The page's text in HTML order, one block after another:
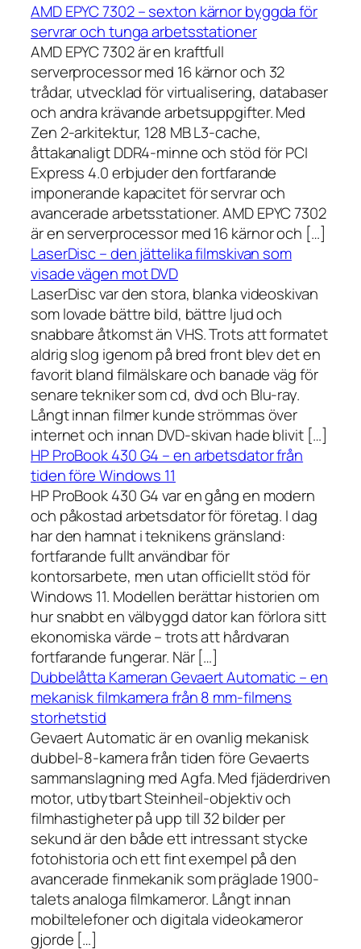
AMD EPYC 7302 – sexton kärnor byggda för
servrar och tunga arbetsstationer
AMD EPYC 7302 är en kraftfull
serverprocessor med 16 kärnor och 32
trådar, utvecklad för virtualisering, databaser
och andra krävande arbetsuppgifter. Med
Zen 2-arkitektur, 128 MB L3-cache,
åttakanaligt DDR4-minne och stöd för PCI
Express 4.0 erbjuder den fortfarande
imponerande kapacitet för servrar och
avancerade arbetsstationer. AMD EPYC 7302
är en serverprocessor med 16 kärnor och […]
LaserDisc – den jättelika filmskivan som
visade vägen mot DVD
LaserDisc var den stora, blanka videoskivan
som lovade bättre bild, bättre ljud och
snabbare åtkomst än VHS. Trots att formatet
aldrig slog igenom på bred front blev det en
favorit bland filmälskare och banade väg för
senare tekniker som cd, dvd och Blu-ray.
Långt innan filmer kunde strömmas över
internet och innan DVD-skivan hade blivit […]
HP ProBook 430 G4 – en arbetsdator från
tiden före Windows 11
HP ProBook 430 G4 var en gång en modern
och påkostad arbetsdator för företag. I dag
har den hamnat i teknikens gränsland:
fortfarande fullt användbar för
kontorsarbete, men utan officiellt stöd för
Windows 11. Modellen berättar historien om
hur snabbt en välbyggd dator kan förlora sitt
ekonomiska värde – trots att hårdvaran
fortfarande fungerar. När […]
Dubbelåtta Kameran Gevaert Automatic – en
mekanisk filmkamera från 8 mm-filmens
storhetstid
Gevaert Automatic är en ovanlig mekanisk
dubbel-8-kamera från tiden före Gevaerts
sammanslagning med Agfa. Med fjäderdriven
motor, utbytbart Steinheil-objektiv och
filmhastigheter på upp till 32 bilder per
sekund är den både ett intressant stycke
fotohistoria och ett fint exempel på den
avancerade finmekanik som präglade 1900-
talets analoga filmkameror. Långt innan
mobiltelefoner och digitala videokameror
gjorde […]